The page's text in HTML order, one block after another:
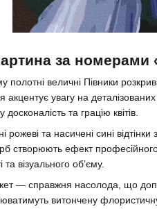
за
полотні величні Півники
увагу на
та грацію квітів.
рожеві та насичені сині
створюють ефект
та візуального об’єму.
— справжня насолода, що
витончену